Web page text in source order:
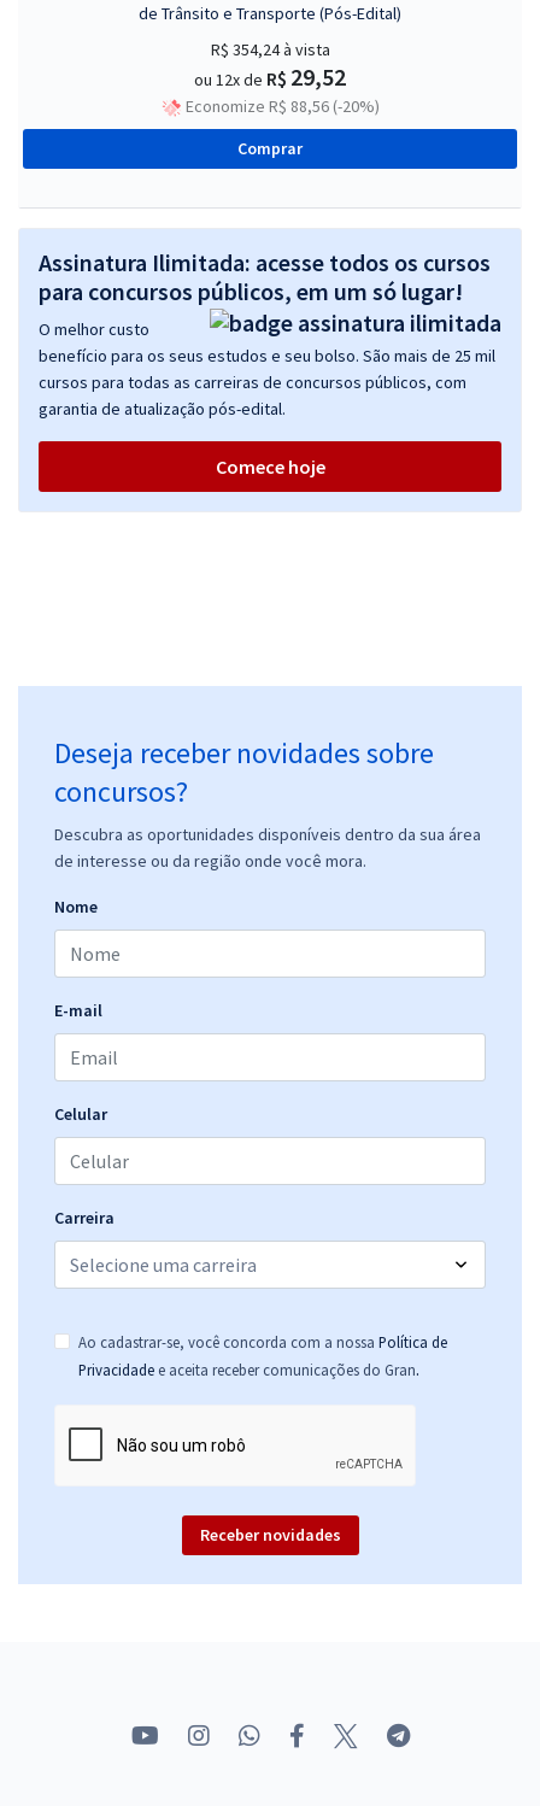
de Trânsito e Transporte (Pós-Edital)
R$ 354,24à vista
ou 12x de R$ 29,52
Economize R$ 88,56 (-20%)
Comprar
Assinatura Ilimitada: acesse todos os cursos
para concursos públicos, em um só lugar!
O melhor custo
benefício para os seus estudos e seu bolso. São mais de 25 mil
cursos para todas as carreiras de concursos públicos, com
garantia de atualização pós-edital.
Comece hoje
Deseja receber novidades sobre
concursos?
Descubra as oportunidades disponíveis dentro da sua área
de interesse ou da região onde você mora.
Nome
E-mail
Celular
Carreira
Ao cadastrar-se, você concorda com a nossa Política de
Privacidade e aceita receber comunicações do Gran.
Receber novidades